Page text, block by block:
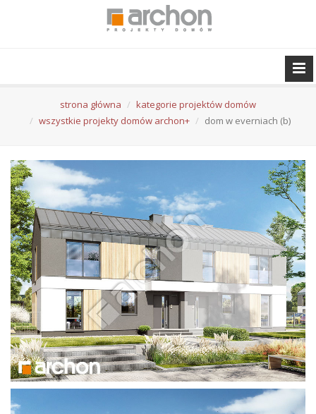
strona główna
kategorie projektów domów
wszystkie projekty domów archon+
dom w everniach (b)